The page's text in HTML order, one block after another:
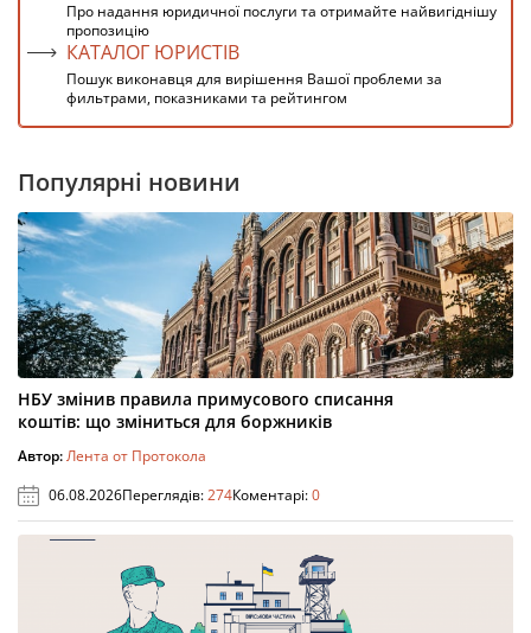
Про надання юридичної послуги та отримайте найвигіднішу
пропозицію
КАТАЛОГ ЮРИСТІВ
Пошук виконавця для вирішення Вашої проблеми за
фильтрами, показниками та рейтингом
Популярні новини
НБУ змінив правила примусового списання
коштів: що зміниться для боржників
Автор:Лента от Протокола
06.08.2026Переглядів:274Коментарі:0